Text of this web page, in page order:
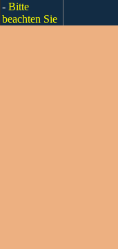
- Bitte
beachten Sie